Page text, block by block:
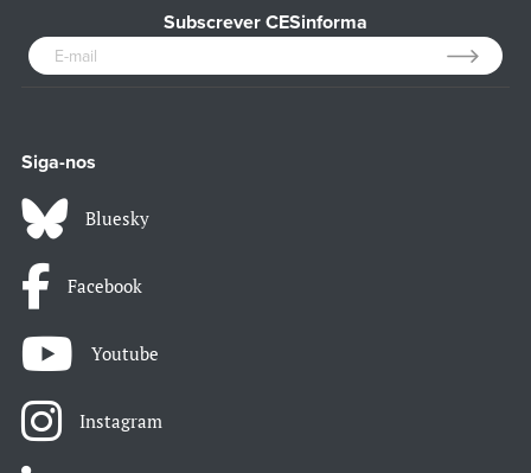
Subscrever CESinforma
Siga-nos
Bluesky
Facebook
Youtube
Instagram